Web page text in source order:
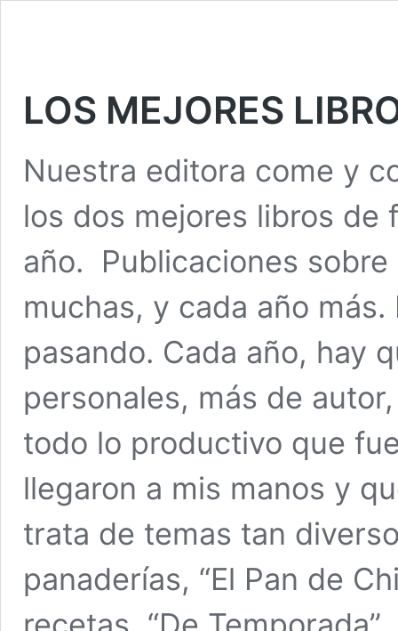
LOS MEJORES
Nuestra editora come y
los dos mejores libros de
año. Publicaciones
muchas, y cada año
pasando. Cada año, hay
personales, más de
todo lo productivo que
llegaron a mis manos y
trata de temas tan
panaderías, “El Pan de